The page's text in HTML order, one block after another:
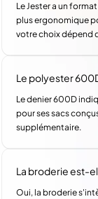
Le Jester a un
plus ergonomique
votre choix dépend
Le polyester
Le denier 600D
pour ses sacs
supplémentaire.
La broderie est-
Oui, la broderie